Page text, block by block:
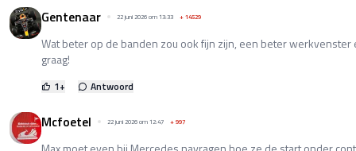
Gentenaar 22 juni 2026 om 13:33 +14529
Wat beter op de banden zou ook fijn zijn, een beter
graag!
1+ Antwoord
Mcfoetel 22 juni 2026 om 12:47 +997